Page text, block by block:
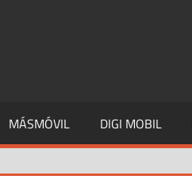
MÁSMÓVIL DIGI MOBIL